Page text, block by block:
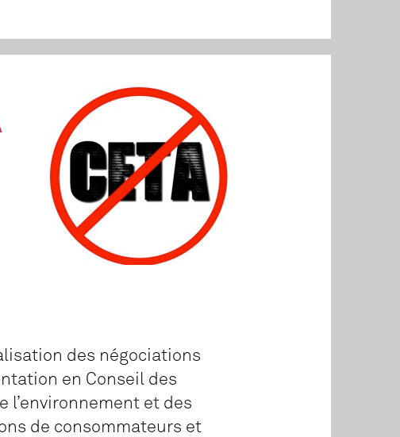
des négociations
en Conseil des
l’environnement et des
de consommateurs et